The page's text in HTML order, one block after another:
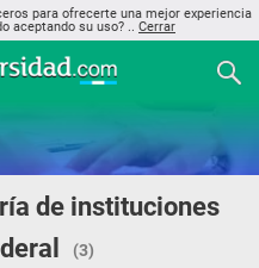
para ofrecerte una mejor experiencia
aceptando su uso? .. Cerrar
de instituciones
(3)